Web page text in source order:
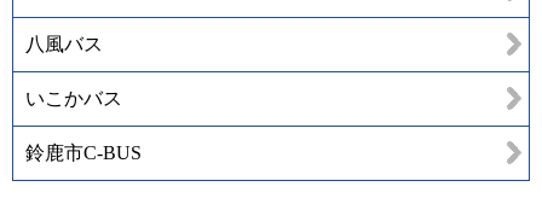
八風バス
いこかバス
鈴鹿市C-BUS